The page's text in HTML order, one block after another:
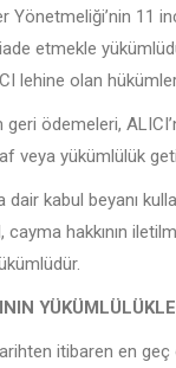
11
etmekle
lehine olan hükümler
ödemeleri,
veya yükümlülük
dair kabul beyanı
hakkının
itibaren en